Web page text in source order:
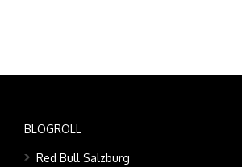
BLOGROLL
Red Bull Salzburg